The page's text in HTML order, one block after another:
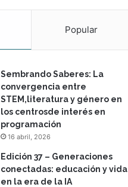
Popular
Sembrando Saberes: La
convergencia entre
STEM,literatura y género en
los centrosde interés en
programación
16 abril, 2026
Edición 37 – Generaciones
conectadas: educación y vida
en la era de la IA